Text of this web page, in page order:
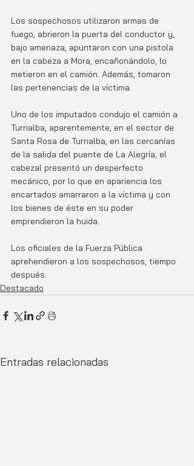
Los sospechosos utilizaron armas de
fuego, abrieron la puerta del conductor y,
bajo amenaza, apuntaron con una pistola
en la cabeza a Mora, encañonándolo, lo
metieron en el camión. Además, tomaron
las pertenencias de la víctima.
Uno de los imputados condujo el camión a
Turrialba, aparentemente, en el sector de
Santa Rosa de Turrialba, en las cercanías
de la salida del puente de La Alegría, el
cabezal presentó un desperfecto
mecánico, por lo que en apariencia los
encartados amarraron a la víctima y con
los bienes de éste en su poder
emprendieron la huida.
Los oficiales de la Fuerza Pública
aprehendieron a los sospechosos, tiempo
después.
Destacado
Entradas relacionadas